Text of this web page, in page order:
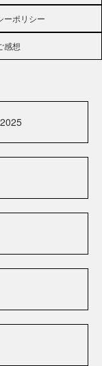
ーポリシー
感想